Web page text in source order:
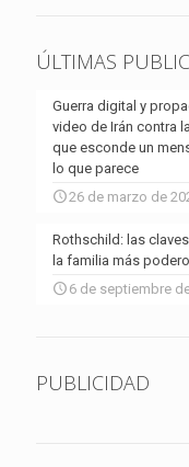
ÚLTIMAS
Guerra digital y
video de Irán contra
que esconde un
lo que parece
26 de marzo de
Rothschild: las
la familia más
6 de septiembre
PUBLICIDAD